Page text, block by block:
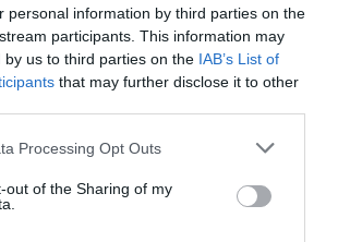
personal information by third parties on the
participants. This information may
by us to third parties on the IAB’s List of
that may further disclose it to other
Processing Opt Outs
out of the Sharing of my
informacje o produktach, artykuły
fakty ze świata automatyki — prosto do
swojej skrzynki odbiorczej.
newslettera, aby nie przegapić niczego
ważnego.
Wysłać
na przetwarzanie danych osobowych.Polityka